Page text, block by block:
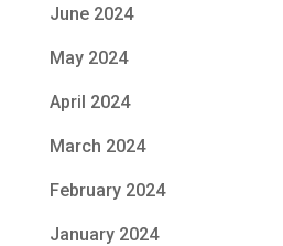
June 2024
May 2024
April 2024
March 2024
February 2024
January 2024